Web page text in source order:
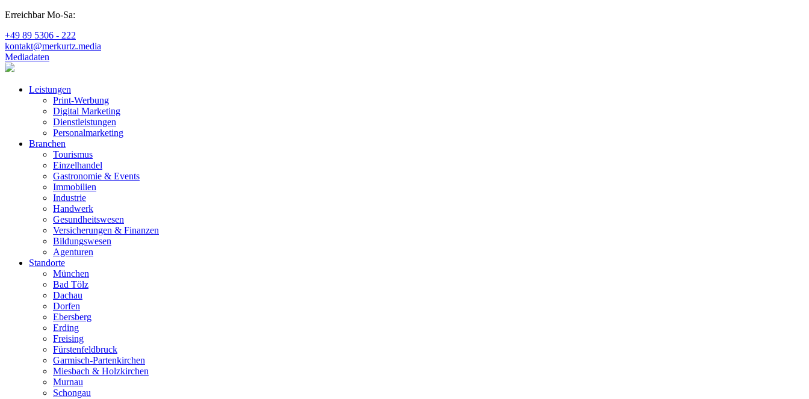
Erreichbar Mo-Sa:
+49 89 5306 - 222
kontakt@merkurtz.media
Mediadaten
Leistungen
Print-Werbung
Digital Marketing
Dienstleistungen
Personalmarketing
Branchen
Tourismus
Einzelhandel
Gastronomie & Events
Immobilien
Industrie
Handwerk
Gesundheitswesen
Versicherungen & Finanzen
Bildungswesen
Agenturen
Standorte
München
Bad Tölz
Dachau
Dorfen
Ebersberg
Erding
Freising
Fürstenfeldbruck
Garmisch-Partenkirchen
Miesbach & Holzkirchen
Murnau
Schongau